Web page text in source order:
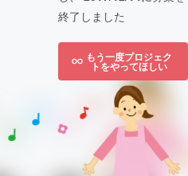
終了しました
もう一度プロジェク
トをやってほしい